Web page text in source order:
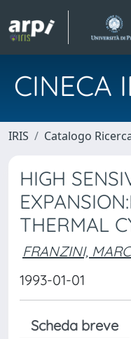
CINECA
IRIS Catalogo
HIGH
THERMAL
FRANZINI,
1993-01-01
Scheda breve